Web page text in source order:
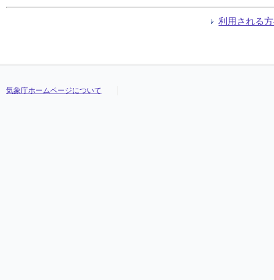
利用される
気象庁ホームページについて